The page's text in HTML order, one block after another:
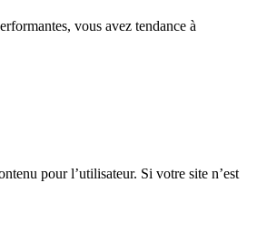
vous avez tendance à
pour l’utilisateur. Si votre site n’est